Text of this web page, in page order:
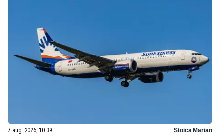
7 aug. 2026, 10:39 Stoica Marian